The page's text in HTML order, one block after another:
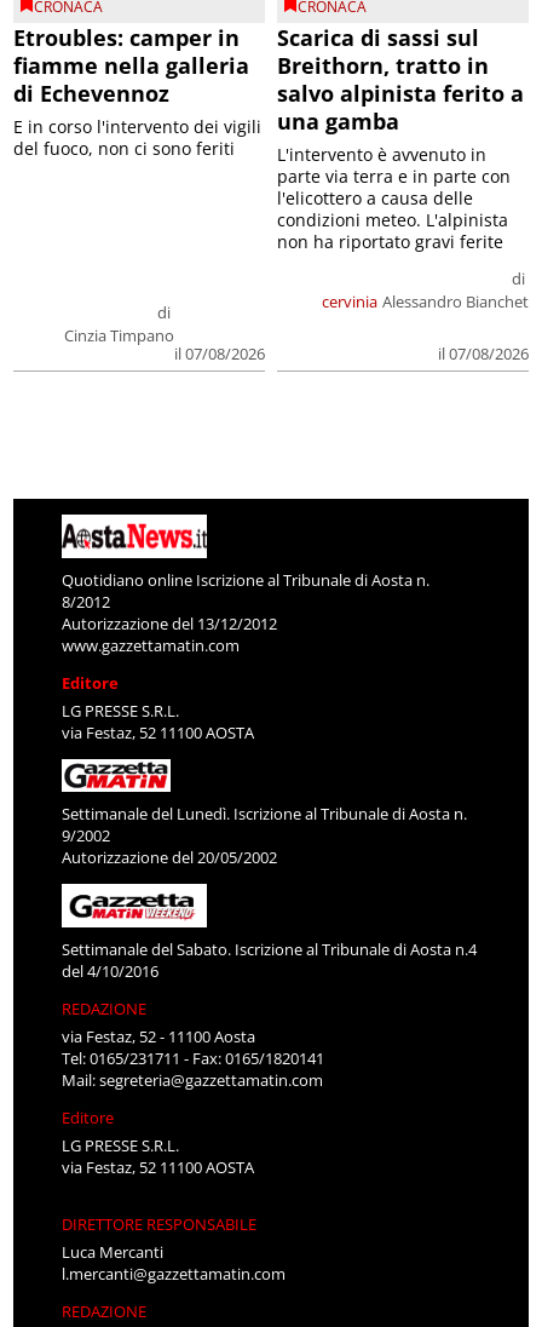
CRONACA
Etroubles: camper in
fiamme nella galleria
di Echevennoz
di
Cinzia Timpano
il 07/08/2026
E in corso l'intervento dei vigili
del fuoco, non ci sono feriti
CRONACA
Scarica di sassi sul
Breithorn, tratto in
salvo alpinista ferito a
una gamba
cervinia
di
Alessandro Bianchet
il 07/08/2026
L'intervento è avvenuto in
parte via terra e in parte con
l'elicottero a causa delle
condizioni meteo. L'alpinista
non ha riportato gravi ferite
Quotidiano online Iscrizione al Tribunale di Aosta n.
8/2012
Autorizzazione del 13/12/2012
www.gazzettamatin.com
Editore
LG PRESSE S.R.L.
via Festaz, 52 11100 AOSTA
Settimanale del Lunedì. Iscrizione al Tribunale di Aosta n.
9/2002
Autorizzazione del 20/05/2002
Settimanale del Sabato. Iscrizione al Tribunale di Aosta n.4
del 4/10/2016
REDAZIONE
via Festaz, 52 - 11100 Aosta
Tel: 0165/231711 - Fax: 0165/1820141
Mail:segreteria@gazzettamatin.com
Editore
LG PRESSE S.R.L.
via Festaz, 52 11100 AOSTA
DIRETTORE RESPONSABILE
Luca Mercanti
l.mercanti@gazzettamatin.com
REDAZIONE